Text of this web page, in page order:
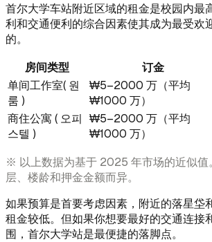
首尔大学车站附近区域的租金是校园内
利和交通便利的综合因素使其成为最受欢
的。
房间类型
订金
单间工作室( 원
룸 )
₩5–2000 万（平均
₩1000 万）
商住公寓 ( 오피
스텔 )
₩5–2000 万（平均
₩1000 万）
※ 以上数据为基于 2025 年市场的近似值
层、楼龄和押金金额而异。
如果预算是首要考虑因素，附近的落星垈
租金较低。但如果你想要最好的交通连接
围，首尔大学站是最便捷的落脚点。